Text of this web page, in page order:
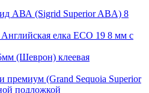
АВА (Sigrid Superior ABA) 8
елка ECO 19 8 мм с
(Шеврон) клеевая
премиум (Grand Sequoia Superior
подложкой